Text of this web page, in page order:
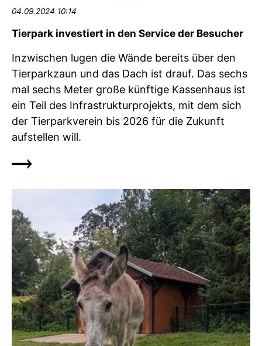
04.09.2024 10:14
Tierpark investiert in den Service der Besucher
Inzwischen lugen die Wände bereits über den
Tierparkzaun und das Dach ist drauf. Das sechs
mal sechs Meter große künftige Kassenhaus ist
ein Teil des Infrastrukturprojekts, mit dem sich
der Tierparkverein bis 2026 für die Zukunft
aufstellen will.